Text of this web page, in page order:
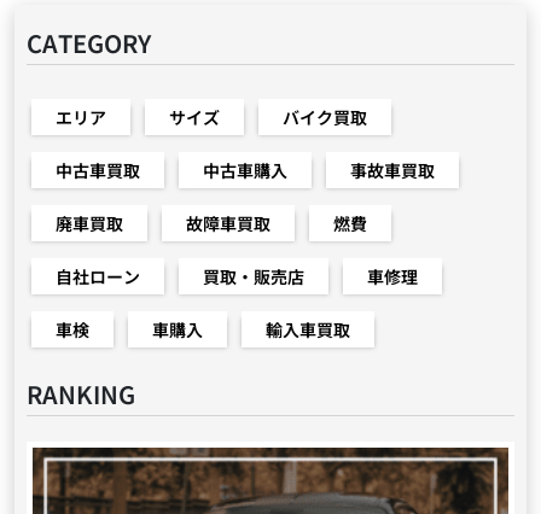
CATEGORY
エリア サイズ バイク買取
中古車買取 中古車購入 事故車買取
廃車買取 故障車買取 燃費
自社ローン 買取・販売店 車修理
車検 車購入 輸入車買取
RANKING